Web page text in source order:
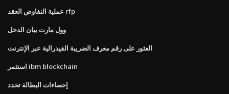
عملية التفاوض العقد rfp
وول مارت بيان الدخل
العثور على رقم معرف الضريبة الفيدرالية عبر الإنترنت
استثمر ibm blockchain
إحصاءات البطالة تحدد